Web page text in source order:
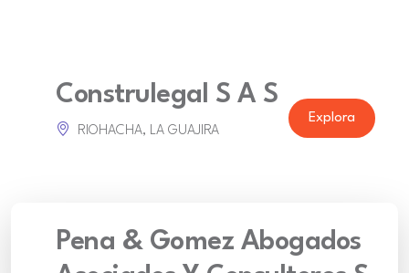
Construlegal S A S
RIOHACHA, LA GUAJIRA
Explora
Pena & Gomez Abogados